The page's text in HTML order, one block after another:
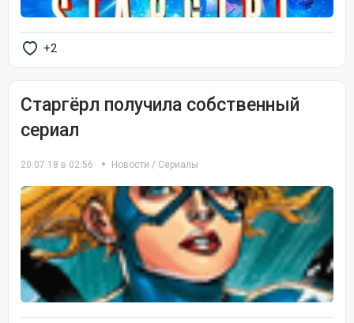
+2
Старгёрл получила собственный
сериал
20.07.18 в 02:56 Новости / Сериалы